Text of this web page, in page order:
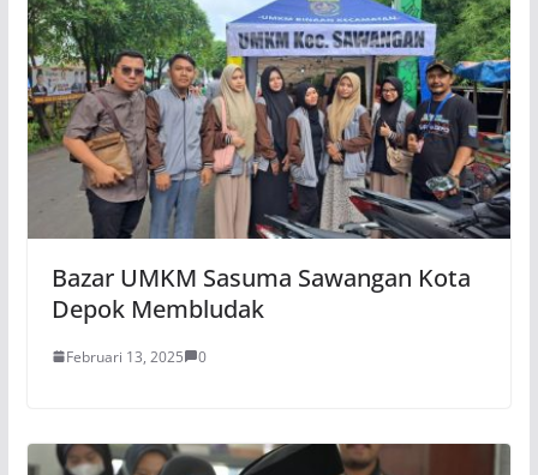
Bazar UMKM Sasuma Sawangan Kota
Depok Membludak
Februari 13, 2025 0